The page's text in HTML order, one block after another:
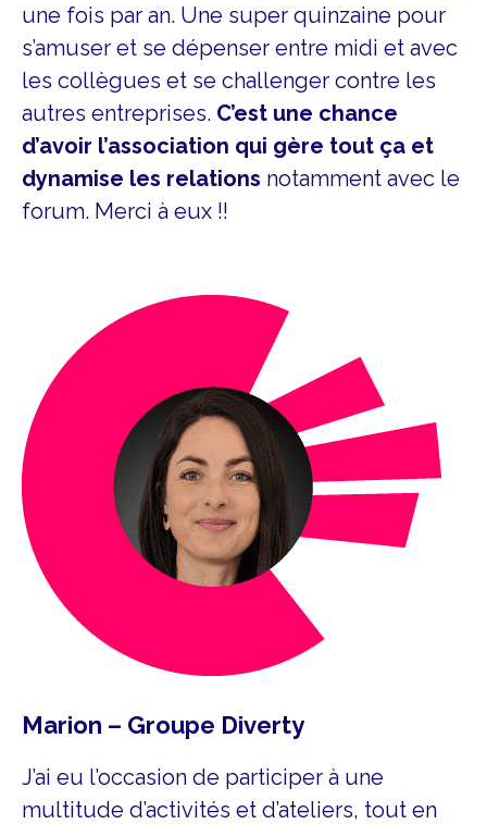
une fois par an. Une super quinzaine pour
s’amuser et se dépenser entre midi et avec
les collègues et se challenger contre les
autres entreprises. C’est une chance
d’avoir l’association qui gère tout ça et
dynamise les relations notamment avec le
forum. Merci à eux !!
Marion – Groupe Diverty
J’ai eu l’occasion de participer à une
multitude d’activités et d’ateliers, tout en